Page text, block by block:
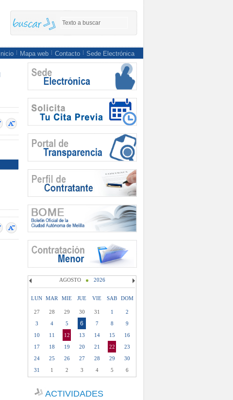
Inicio Mapa web Contacto Sede Electrónica
AGOSTO 2026
LUN MAR MIE JUE VIE SAB DOM
27 28 29 30 31 1
2
3
4 5 6 7 8
9
10
11 12 13 14 15
16
17
18 19 20 21 22
23
24
25 26 27 28 29
30
31
1 2 3 4 5 6
ACTIVIDADES